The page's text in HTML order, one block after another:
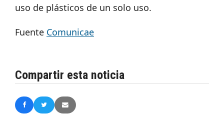
uso de plásticos de un solo uso.
Fuente Comunicae
Compartir esta noticia